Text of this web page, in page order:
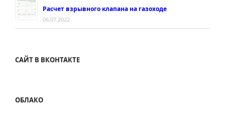
Расчет взрывного клапана на газоходе
06.07.2022
САЙТ В ВКОНТАКТЕ
ОБЛАКО